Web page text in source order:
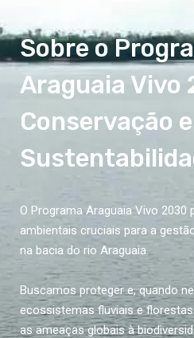
Sobre o
Araguaia Vivo
Conservação e
O Programa Araguaia Vivo
ambientais cruciais para a
na bacia do rio Araguaia.
Buscamos proteger e, quando
ecossistemas fluviais e
as ameaças globais à